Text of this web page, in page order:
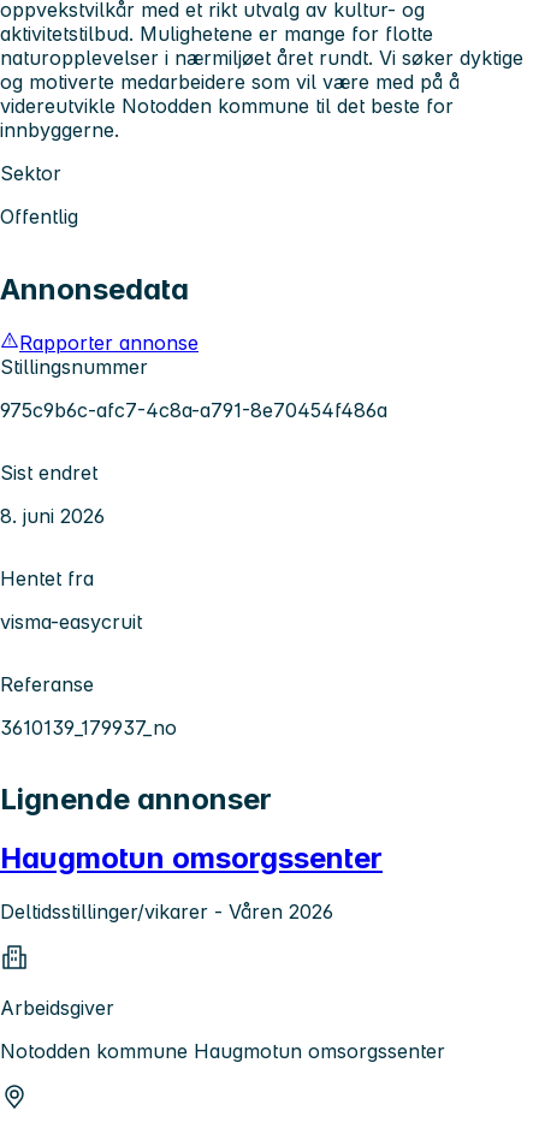
oppvekstvilkår med et rikt utvalg av kultur- og
aktivitetstilbud. Mulighetene er mange for flotte
naturopplevelser i nærmiljøet året rundt. Vi søker dyktige
og motiverte medarbeidere som vil være med på å
videreutvikle Notodden kommune til det beste for
innbyggerne.
Sektor
Offentlig
Annonsedata
Rapporter annonse
Stillingsnummer
975c9b6c-afc7-4c8a-a791-8e70454f486a
Sist endret
8. juni 2026
Hentet fra
visma-easycruit
Referanse
3610139_179937_no
Lignende annonser
Haugmotun omsorgssenter
Deltidsstillinger/vikarer - Våren 2026
Arbeidsgiver
Notodden kommune Haugmotun omsorgssenter